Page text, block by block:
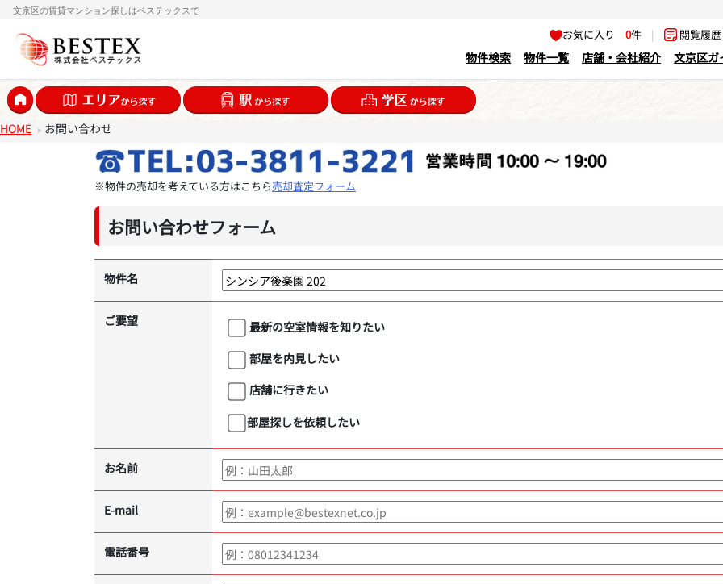
文京区の賃貸マンション探しはベステックスで
お気に入り0件 | 閲覧履
物件検索 物件一覧 店舗・会社紹介 文京区ガ
HOME お問い合わせ
※物件の売却を考えている方はこちら売却査定フォーム
お問い合わせフォーム
物件名
ご要望
最新の空室情報を知りたい
部屋を内見したい
店舗に行きたい
部屋探しを依頼したい
お名前
E-mail
電話番号